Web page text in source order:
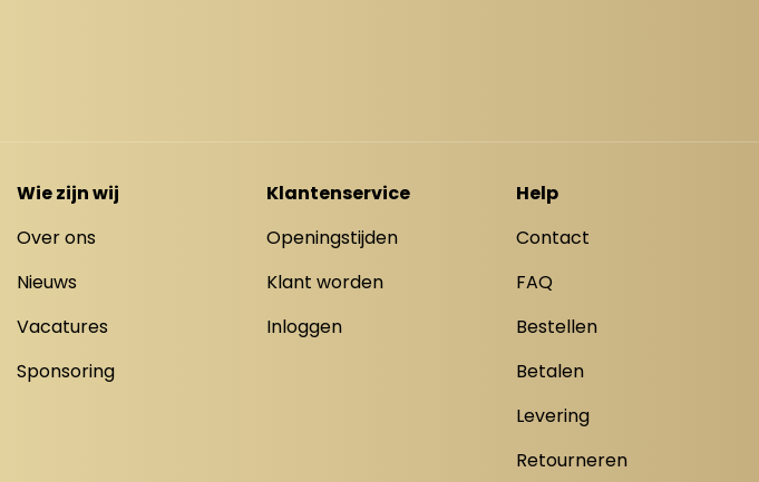
Wie zijn wij
Over ons
Nieuws
Vacatures
Sponsoring
Klantenservice
Openingstijden
Klant worden
Inloggen
Help
Contact
FAQ
Bestellen
Betalen
Levering
Retourneren